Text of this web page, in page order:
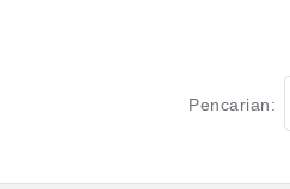
Pencarian: